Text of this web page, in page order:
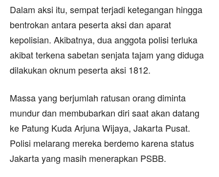
Dalam aksi itu, sempat terjadi ketegangan hingga
bentrokan antara peserta aksi dan aparat
kepolisian. Akibatnya, dua anggota polisi terluka
akibat terkena sabetan senjata tajam yang diduga
dilakukan oknum peserta aksi 1812.
Massa yang berjumlah ratusan orang diminta
mundur dan membubarkan diri saat akan datang
ke Patung Kuda Arjuna Wijaya, Jakarta Pusat.
Polisi melarang mereka berdemo karena status
Jakarta yang masih menerapkan PSBB.